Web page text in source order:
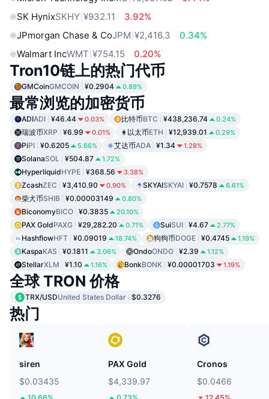
SK HynixSKHY ¥932.11
3.92%
JPmorgan Chase & CoJPM ¥2,416.3
0.34%
Walmart IncWMT ¥754.15 0.20%
Tron10链上的热门代币
GMCoinGMCOIN ¥0.2904 0.89%
最常浏览的加密货币
ADIADI ¥46.44 0.03% 比特币BTC ¥438,236.74 0.24%
瑞波币XRP ¥6.99 0.01% 以太币ETH ¥12,939.01 0.29%
PiPI ¥0.6205 5.66% 艾达币ADA ¥1.34 1.28%
SolanaSOL ¥504.87 1.72%
HyperliquidHYPE ¥368.56 3.38%
ZcashZEC ¥3,410.90 0.90% SKYAISKYAI ¥0.7578 6.61%
柴犬币SHIB ¥0.00003149 0.80%
BiconomyBICO ¥0.3835 20.10%
PAX GoldPAXG ¥29,282.20 0.71% SuiSUI ¥4.67 2.77%
HashflowHFT ¥0.09019 18.74% 狗狗币DOGE ¥0.4745 1.19%
KaspaKAS ¥0.1811 3.06% OndoONDO ¥2.39 1.12%
StellarXLM ¥1.10 1.16% BonkBONK ¥0.00001703 1.19%
全球 TRON 价格
TRX/USDUnited States Dollar $0.3276
热门
siren
$0.03435
PAX Gold
$4,339.97
Cronos
$0.0466